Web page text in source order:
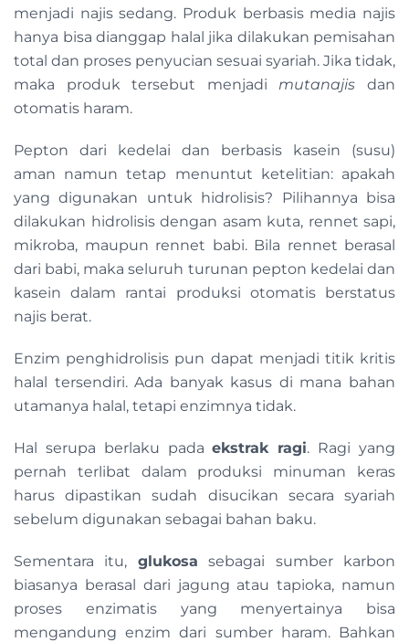
menjadi najis sedang. Produk berbasis media najis
hanya bisa dianggap halal jika dilakukan pemisahan
total dan proses penyucian sesuai syariah. Jika tidak,
maka produk tersebut menjadimutanajis dan
otomatis haram.
Pepton dari kedelai dan berbasis kasein (susu)
aman namun tetap menuntut ketelitian: apakah
yang digunakan untuk hidrolisis? Pilihannya bisa
dilakukan hidrolisis dengan asam kuta, rennet sapi,
mikroba, maupun rennet babi. Bila rennet berasal
dari babi, maka seluruh turunan pepton kedelai dan
kasein dalam rantai produksi otomatis berstatus
najis berat.
Enzim penghidrolisis pun dapat menjadi titik kritis
halal tersendiri. Ada banyak kasus di mana bahan
utamanya halal, tetapi enzimnya tidak.
Hal serupa berlaku padaekstrak ragi. Ragi yang
pernah terlibat dalam produksi minuman keras
harus dipastikan sudah disucikan secara syariah
sebelum digunakan sebagai bahan baku.
Sementara itu, glukosa sebagai sumber karbon
biasanya berasal dari jagung atau tapioka, namun
proses enzimatis yang menyertainya bisa
mengandung enzim dari sumber haram. Bahkan